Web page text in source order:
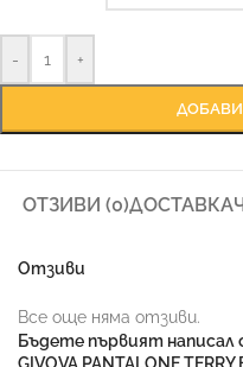
- +
ОТЗИВИ (0)ДОСТАВКА
Отзиви
Все още няма отзиви.
Бъдете първият написал